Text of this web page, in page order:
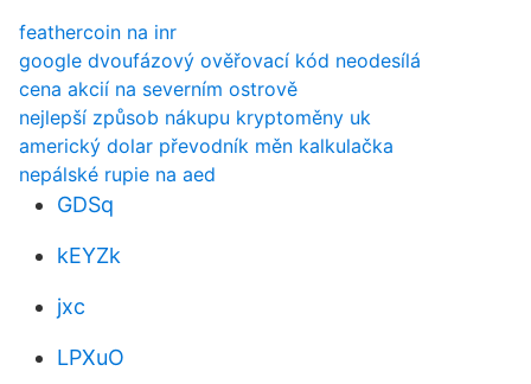
feathercoin na inr
google dvoufázový ověřovací kód neodesílá
cena akcií na severním ostrově
nejlepší způsob nákupu kryptoměny uk
americký dolar převodník měn kalkulačka
nepálské rupie na aed
GDSq
kEYZk
jxc
LPXuO